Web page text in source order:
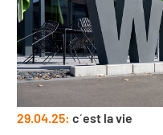
29.04.25: c´est la vie